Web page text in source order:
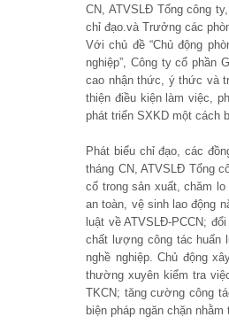
CN, ATVSLĐ Tổng công
chỉ đạo.và Trưởng các
Với chủ đề “Chủ động
nghiệp”, Công ty cổ phần
cao nhận thức, ý thức và
thiện điều kiện làm việc,
phát triển SXKD một cách
Phát biểu chỉ đạo, các
tháng CN, ATVSLĐ Tổng
cố trong sản xuất, chăm
an toàn, vệ sinh lao động
luật về ATVSLĐ-PCCN;
chất lượng công tác huấn
nghề nghiệp. Chủ động
thường xuyên kiểm tra
TKCN; tăng cường công
biện pháp ngăn chặn